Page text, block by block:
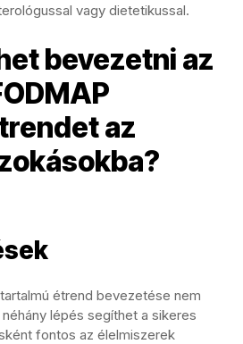
vagy dietetikussal.
bevezetni az
az
étrend bevezetése nem
lépés segíthet a sikeres
fontos az élelmiszerek